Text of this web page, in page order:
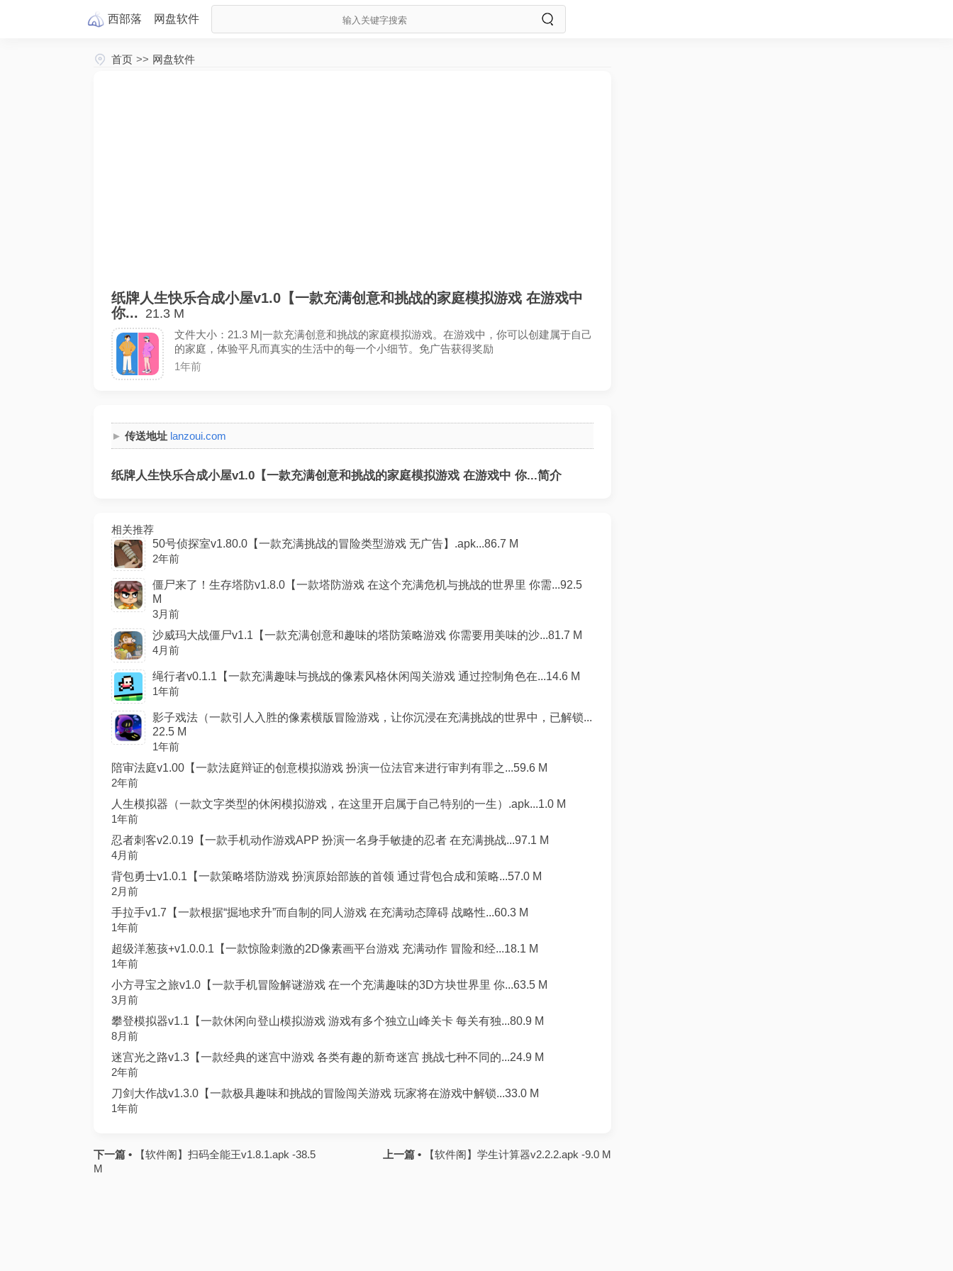
西部落 网盘软件
首页 >> 网盘软件
纸牌人生快乐合成小屋v1.0【一款充满创意和挑战的家庭模拟游戏 在游戏中
你... 21.3 M
文件大小：21.3 M|一款充满创意和挑战的家庭模拟游戏。在游戏中，你可以创建属于自己
的家庭，体验平凡而真实的生活中的每一个小细节。免广告获得奖励
1年前
传送地址 lanzoui.com
纸牌人生快乐合成小屋v1.0【一款充满创意和挑战的家庭模拟游戏 在游戏中 你...简介
相关推荐
50号侦探室v1.80.0【一款充满挑战的冒险类型游戏 无广告】.apk...86.7 M
2年前
僵尸来了！生存塔防v1.8.0【一款塔防游戏 在这个充满危机与挑战的世界里 你需...92.5
M
3月前
沙威玛大战僵尸v1.1【一款充满创意和趣味的塔防策略游戏 你需要用美味的沙...81.7 M
4月前
绳行者v0.1.1【一款充满趣味与挑战的像素风格休闲闯关游戏 通过控制角色在...14.6 M
1年前
影子戏法（一款引人入胜的像素横版冒险游戏，让你沉浸在充满挑战的世界中，已解锁...
22.5 M
1年前
陪审法庭v1.00【一款法庭辩证的创意模拟游戏 扮演一位法官来进行审判有罪之...59.6 M
2年前
人生模拟器（一款文字类型的休闲模拟游戏，在这里开启属于自己特别的一生）.apk...1.0 M
1年前
忍者刺客v2.0.19【一款手机动作游戏APP 扮演一名身手敏捷的忍者 在充满挑战...97.1 M
4月前
背包勇士v1.0.1【一款策略塔防游戏 扮演原始部族的首领 通过背包合成和策略...57.0 M
2月前
手拉手v1.7【一款根据“掘地求升”而自制的同人游戏 在充满动态障碍 战略性...60.3 M
1年前
超级洋葱孩+v1.0.0.1【一款惊险刺激的2D像素画平台游戏 充满动作 冒险和经...18.1 M
1年前
小方寻宝之旅v1.0【一款手机冒险解谜游戏 在一个充满趣味的3D方块世界里 你...63.5 M
3月前
攀登模拟器v1.1【一款休闲向登山模拟游戏 游戏有多个独立山峰关卡 每关有独...80.9 M
8月前
迷宫光之路v1.3【一款经典的迷宫中游戏 各类有趣的新奇迷宫 挑战七种不同的...24.9 M
2年前
刀剑大作战v1.3.0【一款极具趣味和挑战的冒险闯关游戏 玩家将在游戏中解锁...33.0 M
1年前
下一篇 • 【软件阁】扫码全能王v1.8.1.apk -38.5
M
上一篇 • 【软件阁】学生计算器v2.2.2.apk -9.0 M